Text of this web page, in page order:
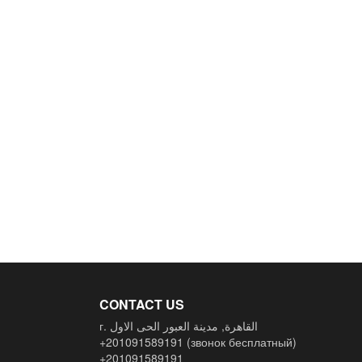
CONTACT US
г. القاهرة, مدينة العبور الحى الاول
+201091589191 (звонок бесплатный)
+201091589191